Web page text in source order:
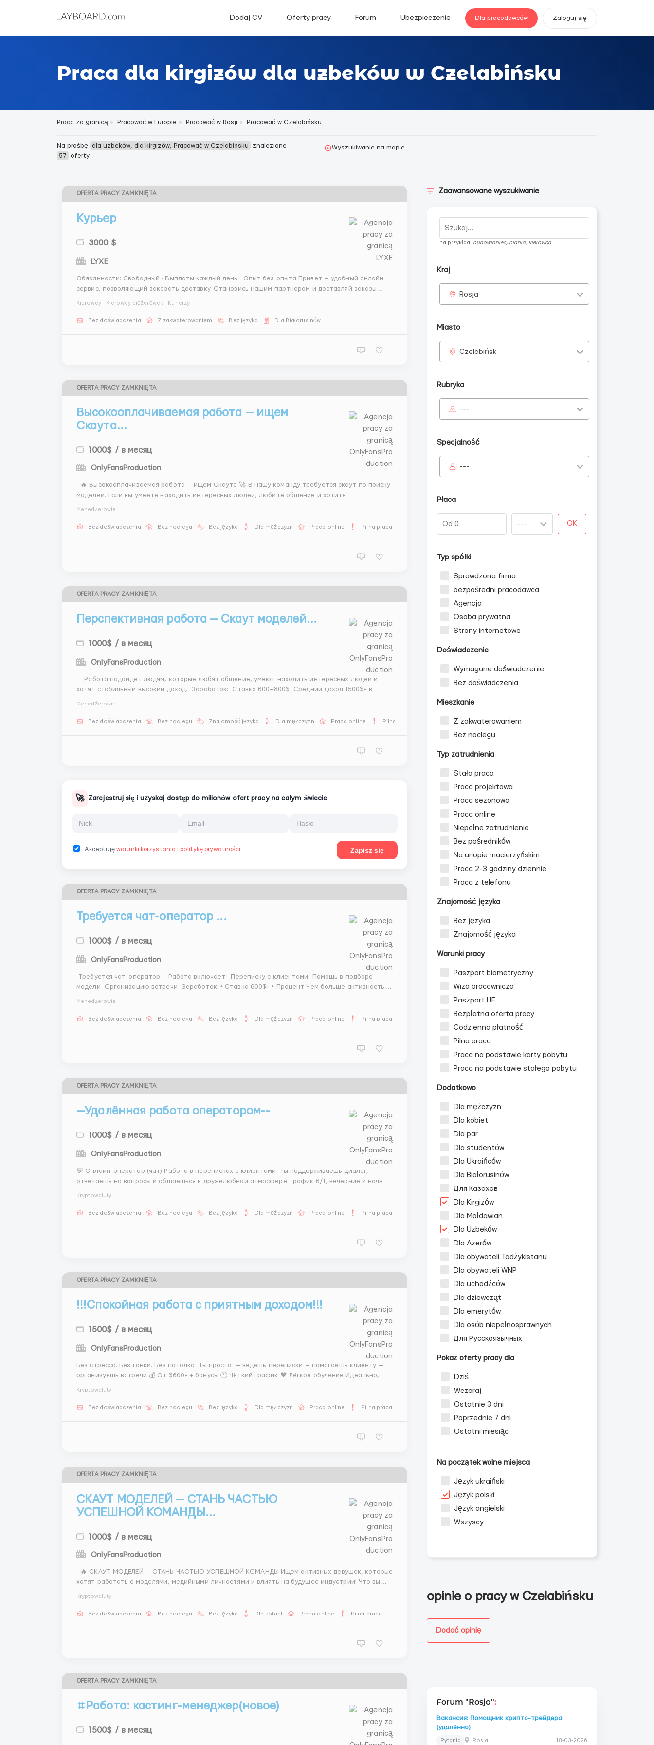
Dodaj CV Oferty pracy Forum Ubezpieczenie Dla pracodawców Zaloguj się
Praca dla kirgizów dla uzbeków w Czelabińsku
Praca za granicą Pracować w Europie Pracować w Rosji Pracować w Czelabińsku
Na prośbę dla uzbeków, dla kirgizów, Pracować w Czelabińsku
znalezione
57
oferty
Wyszukiwanie na mapie
OFERTA PRACY ZAMKNIĘTA
Курьер
3000 $
LYXE
Обязанности: Свободный · Выплаты каждый день · Опыт без опыта Привет — удобный онлайн
сервис, позволяющий заказать доставку. Становись нашим партнером и доставляй заказы
клиентам, делая их счастливее! Мы предлагаем: Свободное расписание — выходи на доставки,
Kierowcy - Kierowcy ciężarówek - Kurierzy
Bez doświadczenia Z zakwaterowaniem Bez języka Dla Białorusinów
OFERTA PRACY ZAMKNIĘTA
Высокооплачиваемая работа — ищем
Скаута...
1000$ / в месяц
OnlyFansProduction
моделей. Если вы умеете находить интересных людей, любите общение и хотите
зарабатывать выше среднего, эта работа может отлично подойти вам. 💰 Доход: • Средний
Menedżerowie
Bez doświadczenia Bez noclegu Bez języka Dla mężczyzn Praca online Pilna praca
OFERTA PRACY ZAMKNIĘTA
Перспективная работа — Скаут моделей...
1000$ / в месяц
OnlyFansProduction
хотят стабильный высокий доход. Заработок: Ставка 600–800$ Средний доход 1500$+ в
Menedżerowie
Bez doświadczenia Bez noclegu Znajomość języka Dla mężczyzn Praca online Pilna praca
🚀 Zarejestruj się i uzyskaj dostęp do milionów ofert pracy na całym świecie
Akceptujęwarunki korzystania i politykę prywatności Zapisz się
OFERTA PRACY ZAMKNIĘTA
Требуется чат-оператор ...
1000$ / в месяц
OnlyFansProduction
Требуется чат-оператор Работа включает: Переписку с клиентами Помощь в подборе
модели Организацию встречи Заработок: • Ставка 600$+ • Процент Чем больше активность —
тем выше доход. @Dash_wr20 ...
Menedżerowie
Bez doświadczenia Bez noclegu Bez języka Dla mężczyzn Praca online Pilna praca
OFERTA PRACY ZAMKNIĘTA
--Удалённая работа оператором--
1000$ / в месяц
OnlyFansProduction
💬 Онлайн-оператор (чат) Работа в переписках с клиентами. Ты поддерживаешь диалог,
отвечаешь на вопросы и общаешься в дружелюбной атмосфере. График 6/1, вечерние и ночные
Kryptowaluty
Bez doświadczenia Bez noclegu Bez języka Dla mężczyzn Praca online Pilna praca
OFERTA PRACY ZAMKNIĘTA
!!!Спокойная работа с приятным доходом!!!
1500$ / в месяц
OnlyFansProduction
Без стресса. Без гонки. Без потолка. Ты просто: — ведёшь переписки — помогаешь клиенту —
организуешь встречи 💰 От $600+ + бонусы 🕐 Чёткий график 💖 Лёгкое обучение Идеально,
Kryptowaluty
Bez doświadczenia Bez noclegu Bez języka Dla mężczyzn Praca online Pilna praca
OFERTA PRACY ZAMKNIĘTA
СКАУТ МОДЕЛЕЙ — СТАНЬ ЧАСТЬЮ
УСПЕШНОЙ КОМАНДЫ...
1000$ / в месяц
OnlyFansProduction
хотят работать с моделями, медийными личностями и влиять на будущее индустрии! Что вы
Kryptowaluty
Bez doświadczenia Bez noclegu Bez języka Dla kobiet Praca online Pilna praca
OFERTA PRACY ZAMKNIĘTA
#Работа: кастинг-менеджер(новое)
1500$ / в месяц
Zaawansowane wyszukiwanie
na przykład: budowlaniec, niania, kierowca
Kraj
Rosja
Miasto
Czelabińsk
Rubryka
---
Specjalność
---
Płaca
OK
Typ spółki
Sprawdzona firma
bezpośredni pracodawca
Agencja
Osoba prywatna
Strony internetowe
Doświadczenie
Wymagane doświadczenie
Bez doświadczenia
Mieszkanie
Z zakwaterowaniem
Bez noclegu
Typ zatrudnienia
Stała praca
Praca projektowa
Praca sezonowa
Praca online
Niepełne zatrudnienie
Bez pośredników
Na urlopie macierzyńskim
Praca 2-3 godziny dziennie
Praca z telefonu
Znajomość języka
Bez języka
Znajomość języka
Warunki pracy
Paszport biometryczny
Wiza pracownicza
Paszport UE
Bezpłatna oferta pracy
Codzienna płatność
Pilna praca
Praca na podstawie karty pobytu
Praca na podstawie stałego pobytu
Dodatkowo
Dla mężczyzn
Dla kobiet
Dla par
Dla studentów
Dla Ukraińców
Dla Białorusinów
Для Казахов
Dla Kirgizów
Dla Mołdawian
Dla Uzbeków
Dla Azerów
Dla obywateli Tadżykistanu
Dla obywateli WNP
Dla uchodźców
Dla dziewcząt
Dla emerytów
Dla osób niepełnosprawnych
Для Русскоязычных
Pokaż oferty pracy dla
Dziś
Wczoraj
Ostatnie 3 dni
Poprzednie 7 dni
Ostatni miesiąc
Na początek wolne miejsca
Język ukraiński
Język polski
Język angielski
Wszyscy
opinie o pracy w Czelabińsku
Dodać opinię
Forum "Rosja":
Вакансия: Помощник крипто-трейдера
(удалённо)
Pytania Rosja 18-03-2026